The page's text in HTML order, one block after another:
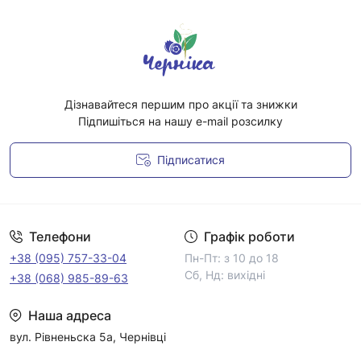
Дізнавайтеся першим про акції та знижки
Підпишіться на нашу e-mail розсилку
Підписатися
Телефони
+38 (095) 757-33-04
+38 (068) 985-89-63
Графік роботи
Пн-Пт: з 10 до 18
Сб, Нд: вихідні
Наша адреса
вул. Рівненьска 5а, Чернівці